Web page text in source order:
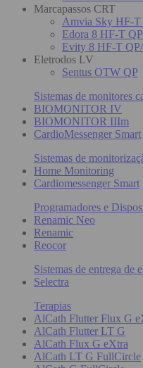
Marcapassos CRT
Amvia Sky HF-
Edora 8 HF-T
Evity 8 HF-T
Eletrodos LV
Sentus OTW QP
Sistemas de monitores
BIOMONITOR IV
BIOMONITOR IIIm
CardioMessenger Smart
Sistemas de
Home Monitoring
Cardiomessenger Smart
Programadores e
Renamic Neo
Renamic
Reocor
Sistemas de entrega de
Selectra
Terapias
AlCath Flutter Flux G
AlCath Flutter LT G
AlCath Flux G eXtra
AlCath LT G FullCircle